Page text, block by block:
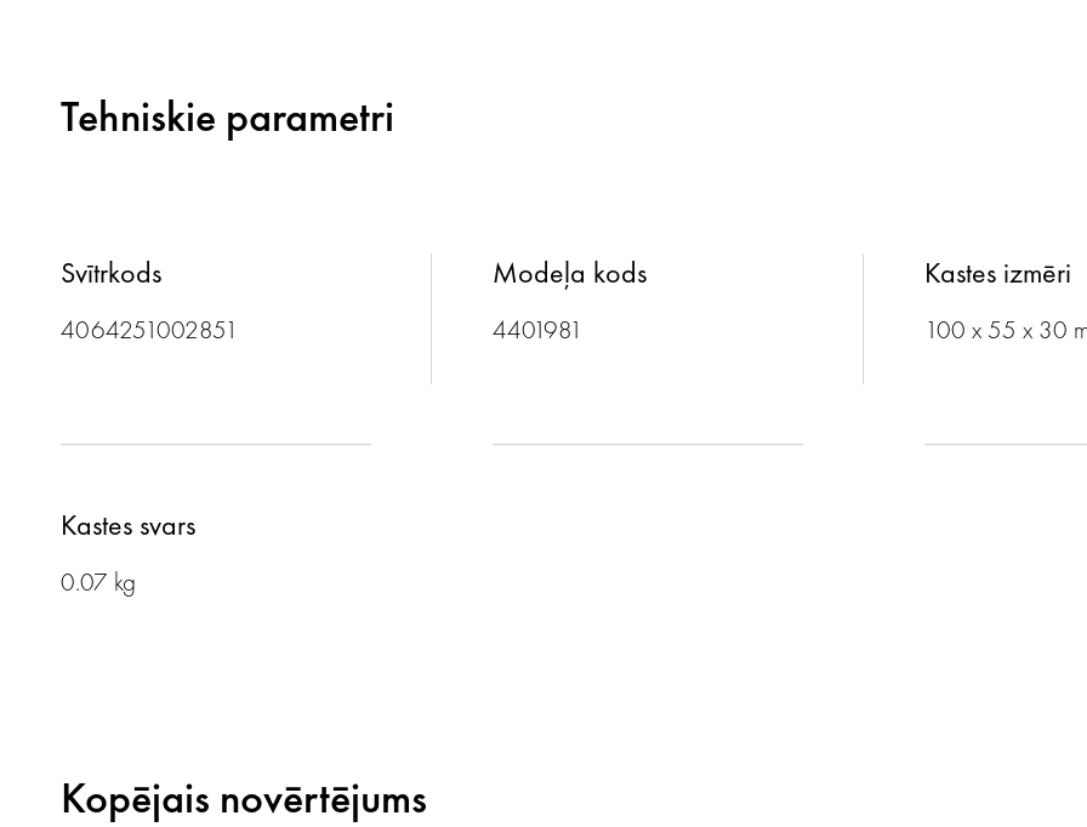
Tehniskie parametri
Svītrkods
4064251002851
Modeļa kods
4401981
Kastes izmēri
100 x 55 x 30
Kastes svars
0.07 kg
Kopējais novērtējums